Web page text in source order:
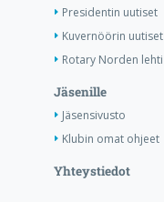
Presidentin uutiset
Kuvernöörin uutiset
Rotary Norden lehti
Jäsenille
Jäsensivusto
Klubin omat ohjeet
Yhteystiedot